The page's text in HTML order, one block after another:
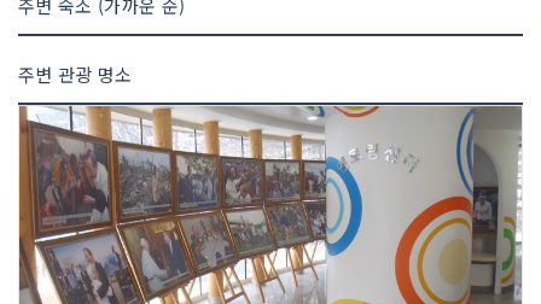
주변 숙소 (가까운 순)
주변 관광 명소